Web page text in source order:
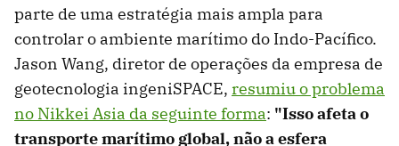
parte de uma estratégia mais ampla para
controlar o ambiente marítimo do Indo-Pacífico.
Jason Wang, diretor de operações da empresa de
geotecnologia ingeniSPACE, resumiu o problema
no Nikkei Asia da seguinte forma: "Isso afeta o
transporte marítimo global, não a esfera